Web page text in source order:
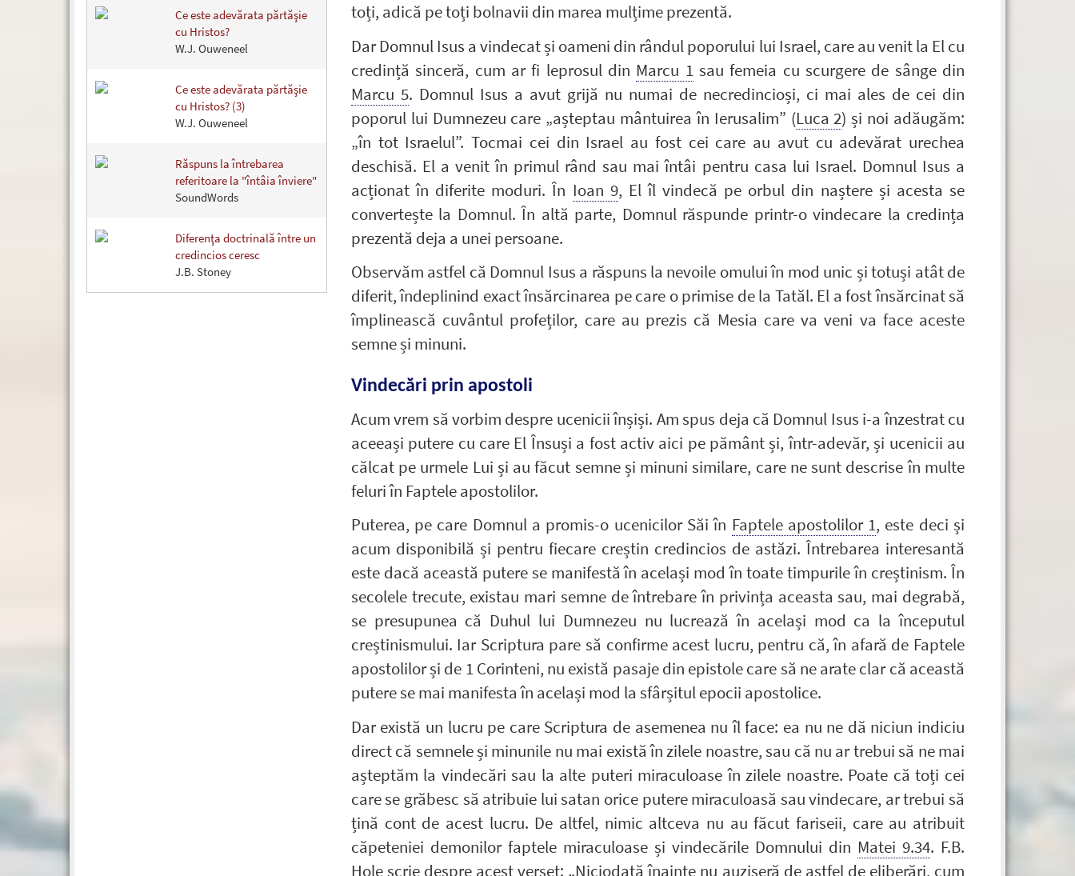
Ce este adevărata părtăşie
cu Hristos?
W.J. Ouweneel
Ce este adevărata părtăşie
cu Hristos? (3)
W.J. Ouweneel
Răspuns la întrebarea
referitoare la "întâia înviere"
SoundWords
Diferenţa doctrinală între un
credincios ceresc
J.B. Stoney
toți, adică pe toți bolnavii din marea mulțime prezentă.
Dar Domnul Isus a vindecat și oameni din rândul poporului lui Israel, care au venit la El cu
credință sinceră, cum ar fi leprosul din Marcu 1sau femeia cu scurgere de sânge din
Marcu 5. Domnul Isus a avut grijă nu numai de necredincioși, ci mai ales de cei din
poporul lui Dumnezeu care „așteptau mântuirea în Ierusalim” (Luca 2) și noi adăugăm:
„în tot Israelul”. Tocmai cei din Israel au fost cei care au avut cu adevărat urechea
deschisă. El a venit în primul rând sau mai întâi pentru casa lui Israel. Domnul Isus a
acționat în diferite moduri. În Ioan 9, El îl vindecă pe orbul din naștere și acesta se
convertește la Domnul. În altă parte, Domnul răspunde printr-o vindecare la credința
prezentă deja a unei persoane.
Observăm astfel că Domnul Isus a răspuns la nevoile omului în mod unic și totuși atât de
diferit, îndeplinind exact însărcinarea pe care o primise de la Tatăl. El a fost însărcinat să
împlinească cuvântul profeților, care au prezis că Mesia care va veni va face aceste
semne și minuni.
Vindecări prin apostoli
Acum vrem să vorbim despre ucenicii înșiși. Am spus deja că Domnul Isus i-a înzestrat cu
aceeași putere cu care El Însuși a fost activ aici pe pământ și, într-adevăr, și ucenicii au
călcat pe urmele Lui și au făcut semne și minuni similare, care ne sunt descrise în multe
feluri în Faptele apostolilor.
Puterea, pe care Domnul a promis-o ucenicilor Săi în Faptele apostolilor 1, este deci și
acum disponibilă și pentru fiecare creștin credincios de astăzi. Întrebarea interesantă
este dacă această putere se manifestă în același mod în toate timpurile în creștinism. În
secolele trecute, existau mari semne de întrebare în privința aceasta sau, mai degrabă,
se presupunea că Duhul lui Dumnezeu nu lucrează în același mod ca la începutul
creștinismului. Iar Scriptura pare să confirme acest lucru, pentru că, în afară de Faptele
apostolilor și de 1 Corinteni, nu există pasaje din epistole care să ne arate clar că această
putere se mai manifesta în același mod la sfârșitul epocii apostolice.
Dar există un lucru pe care Scriptura de asemenea nu îl face: ea nu ne dă niciun indiciu
direct că semnele și minunile nu mai există în zilele noastre, sau că nu ar trebui să ne mai
așteptăm la vindecări sau la alte puteri miraculoase în zilele noastre. Poate că toți cei
care se grăbesc să atribuie lui satan orice putere miraculoasă sau vindecare, ar trebui să
țină cont de acest lucru. De altfel, nimic altceva nu au făcut fariseii, care au atribuit
căpeteniei demonilor faptele miraculoase și vindecările Domnului din Matei 9.34. F.B.
Hole scrie despre acest verset: „Niciodată înainte nu auziseră de astfel de eliberări, cum